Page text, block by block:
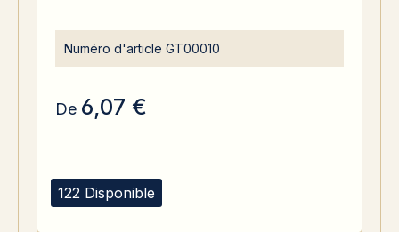
122 Disponible
Numéro d'article GT00010
De 6,07 €